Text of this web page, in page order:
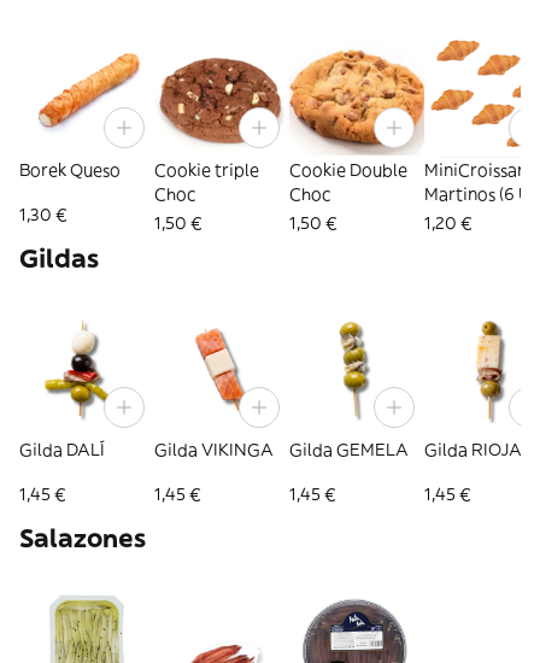
Borek Queso
1,30 €
Cookie triple
Choc
1,50 €
Cookie Double
Choc
1,50 €
MiniCroissants
Martinos (6
1,20 €
Gildas
Gilda DALÍ
1,45 €
Gilda VIKINGA
1,45 €
Gilda GEMELA
1,45 €
Gilda
1,45 €
Salazones